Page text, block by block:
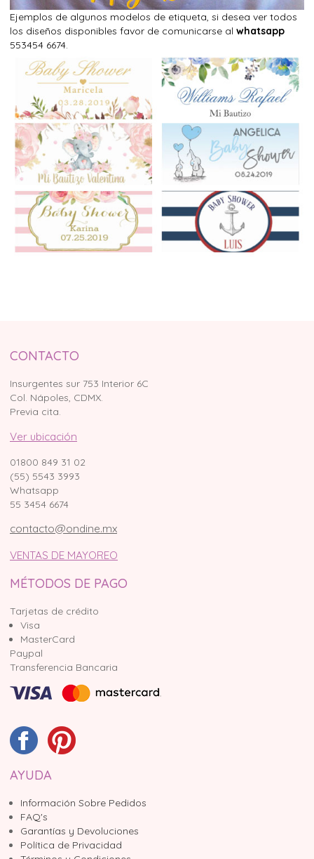
Ejemplos de algunos modelos de etiqueta, si desea ver todos
los diseños disponibles favor de comunicarse al whatsapp
553454 6674.
CONTACTO
Insurgentes sur 753 Interior 6C
Col. Nápoles, CDMX.
Previa cita.
Ver ubicación
01800 849 31 02
(55) 5543 3993
Whatsapp
55 3454 6674
contacto@ondine.mx
VENTAS DE MAYOREO
MÉTODOS DE PAGO
Tarjetas de crédito
Visa
MasterCard
Paypal
Transferencia Bancaria
AYUDA
Información Sobre Pedidos
FAQ's
Garantías y Devoluciones
Política de Privacidad